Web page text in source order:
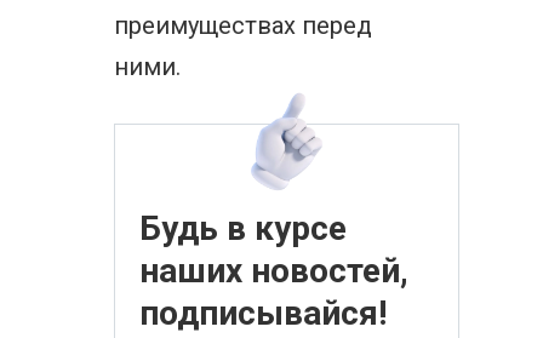
преимуществах перед
ними.
Будь в курсе
наших новостей,
подписывайся!